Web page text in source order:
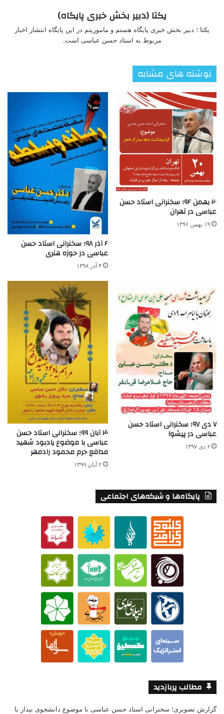
یکتا (دبیر بخش خبری پایگاه)
یکتا ؛ دبیر بخش خبری پایگاه هستم و ماموریتم در این پایگاه انتشار اخبار
مربوط به استاد حسن عباسی است.
نوشته های مشابه
۲۰ بهمن ۹۶؛ سخنرانی استاد حسن
عباسی در تهران
۱۹ بهمن ۱۳۹۶
۶ آذر ۹۸؛ سخنرانی استاد حسن
عباسی در حوزه هنری
۴ آذر ۱۳۹۸
۷ دی ۹۷؛ سخنرانی استاد حسن
عباسی در پیشوا
۶ دی ۱۳۹۷
۴ آبان ۹۹؛ سخنرانی استاد حسن
عباسی با موضوع یادبود شهید
مدافع حرم محمود رادمهر
۲ آبان ۱۳۹۹
پایگاه‌ها و شبکه‌های اجتماعی
مطالب پربازدید
گزارش تصویری؛ سخنرانی استاد حسن عباسی با موضوع دانشجوی بیدار با